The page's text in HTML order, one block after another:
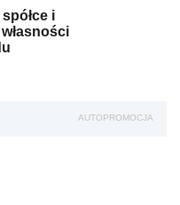
i
AUTOPROMOCJA